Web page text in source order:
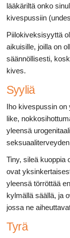
lääkäriltä onko
kivespussiin
Piilokiveksisyyttä
aikuisille, joilla on
säännöllisesti,
kives.
Syyliä
Iho kivespussin
like,
yleensä
Tiny, sileä kuoppia
ovat
yleensä törröttää
kylmällä säällä, ja
jossa ne
Tyrä